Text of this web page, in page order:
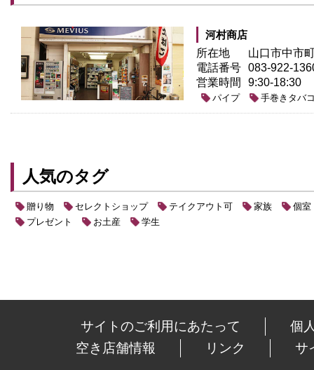
河村商店
所在地
山口市中市
電話番号 083-922-
営業時間
9:30-18:30
パイプ 手巻きタバ
人気のタグ
贈り物 セレクトショップ テイクアウト可 家族
個室
プレゼント
お土産 学生
サイトのご利用にあたって
個
空き店舗情報
リンク サ